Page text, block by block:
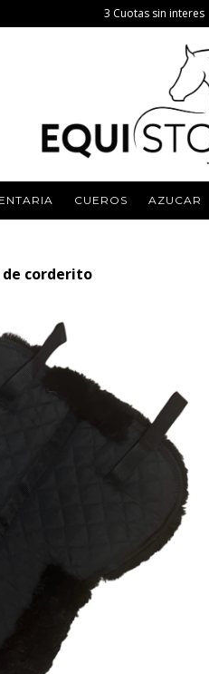
3 Cuotas sin interes
CUEROS AZUCAR
corderito